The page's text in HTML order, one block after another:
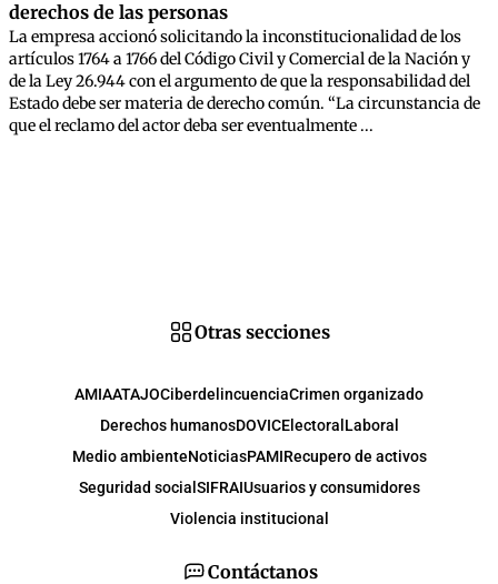
derechos de las personas
La empresa accionó solicitando la inconstitucionalidad de los
artículos 1764 a 1766 del Código Civil y Comercial de la Nación y
de la Ley 26.944 con el argumento de que la responsabilidad del
Estado debe ser materia de derecho común. “La circunstancia de
que el reclamo del actor deba ser eventualmente ...
Contáctanos
Otras secciones
AMIAATAJOCiberdelincuenciaCrimen organizado
Derechos humanosDOVICElectoral Laboral
Medio ambienteNoticiasPAMIRecupero de activos
Seguridad social SIFRAIUsuarios y consumidores
Violencia institucional